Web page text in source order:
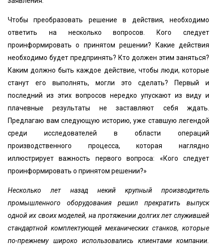
Чтобы преобразовать решение в действия, необходимо
ответить на несколько вопросов. Кого следует
проинформировать о принятом решении? Какие действия
необходимо будет предпринять? Кто должен этим заняться?
Каким должно быть каждое действие, чтобы люди, которые
станут его выполнять, могли это сделать? Первый и
последний из этих вопросов нередко упускают из виду и
плачевные результаты не заставляют себя ждать.
Предлагаю вам следующую историю, уже ставшую легендой
среди исследователей в области операций
производственного процесса, которая наглядно
иллюстрирует важность первого вопроса: «Кого следует
проинформировать о принятом решении?»
Несколько лет назад некий крупный производитель
промышленного оборудования решил прекратить выпуск
одной их своих моделей, на протяжении долгих лет служившей
стандартной комплектующей механических станков, которые
по-прежнему широко использовались клиентами компании.